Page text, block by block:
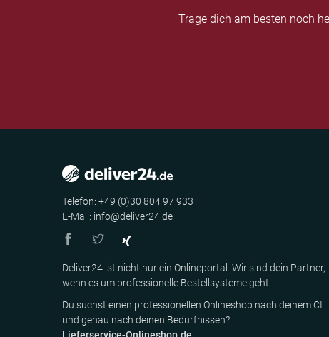
Trage dich am besten noch
Telefon: +49 (0)30 804 97 933
E-Mail: info@deliver24.de
Deliver24 ist nicht nur ein Onlineportal. Wir sind dein Partner,
wenn es um professionelle Bestellsysteme geht.
Du suchst einen professionellen Onlineshop nach deinem CI
und genau nach deinen Bedürfnissen?